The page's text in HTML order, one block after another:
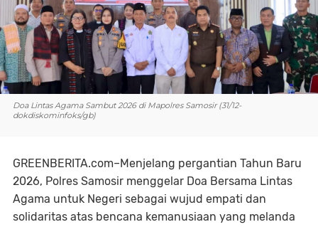
Doa Lintas Agama Sambut 2026 di Mapolres Samosir (31/12-
dokdiskominfoks/gb)
GREENBERITA.com–Menjelang pergantian Tahun Baru
2026, Polres Samosir menggelar Doa Bersama Lintas
Agama untuk Negeri sebagai wujud empati dan
solidaritas atas bencana kemanusiaan yang melanda